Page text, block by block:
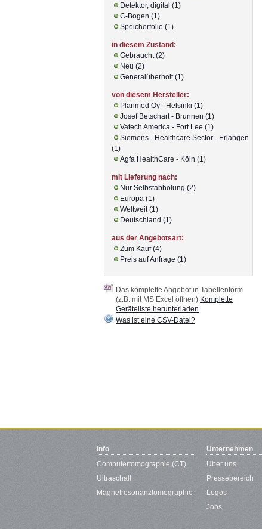
Detektor, digital (1)
C-Bogen (1)
Speicherfolie (1)
in diesem Zustand:
Gebraucht (2)
Neu (2)
Generalüberholt (1)
von diesem Hersteller:
Planmed Oy - Helsinki (1)
Josef Betschart - Brunnen (1)
Vatech America - Fort Lee (1)
Siemens - Healthcare Sector - Erlangen
(1)
Agfa HealthCare - Köln (1)
mit Lieferung nach:
Nur Selbstabholung (2)
Europa (1)
Weltweit (1)
Deutschland (1)
aus der Angebotsart:
Zum Kauf (4)
Preis auf Anfrage (1)
Das komplette Angebot in Tabellenform
(z.B. mit MS Excel öffnen) Komplette
Geräteliste herunterladen
Was ist eine CSV-Datei?
Info
Computertomographie (CT)
Ultraschall
Magnetresonanztomographie
Unternehmen
Über uns
Pressebereich
Logos
Jobs